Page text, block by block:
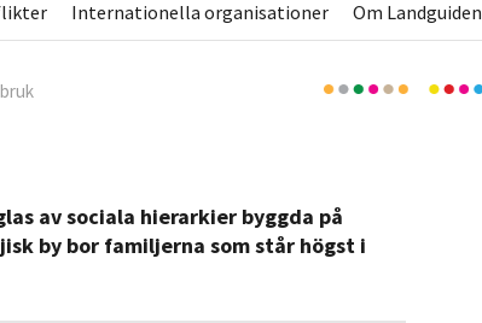
Internationella organisationer Om Landguiden
av sociala hierarkier byggda på
by bor familjerna som står högst i